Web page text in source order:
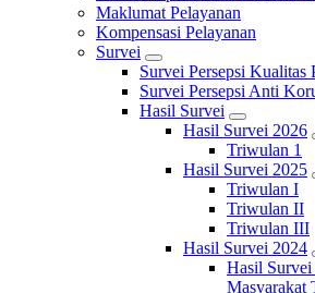
Maklumat Pelayanan
Kompensasi Pelayanan
Survei
Survei Persepsi Kualitas
Survei Persepsi Anti
Hasil Survei
Hasil Survei 2026
Triwulan 1
Hasil Survei 2025
Triwulan I
Triwulan II
Triwulan III
Hasil Survei 2024
Hasil Survei
Masyarakat